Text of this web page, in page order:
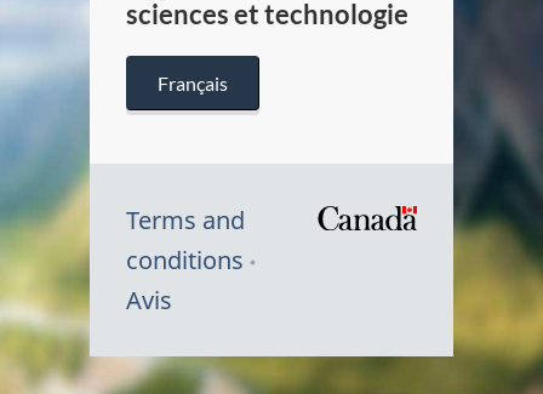
sciences et technologie
Français
Terms and
conditions
Avis